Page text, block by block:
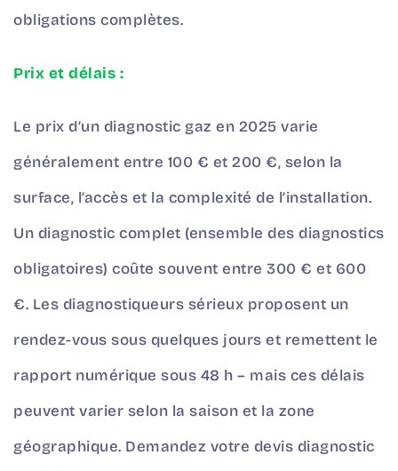
obligations complètes.
Prix et délais :
Le prix d’un diagnostic gaz en 2025 varie
généralement entre 100 € et 200 €, selon la
surface, l’accès et la complexité de l’installation.
Un diagnostic complet (ensemble des diagnostics
obligatoires) coûte souvent entre 300 € et 600
€. Les diagnostiqueurs sérieux proposent un
rendez-vous sous quelques jours et remettent le
rapport numérique sous 48 h – mais ces délais
peuvent varier selon la saison et la zone
géographique. Demandez votre devis diagnostic